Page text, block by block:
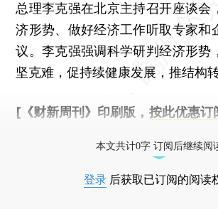
总理李克强在北京主持召开座谈会
济形势、做好经济工作听取专家和
议。李克强强调科学研判经济形势
坚克难，促持续健康发展，推结构
[《财新周刊》印刷版， 按此优惠订
本文共计0字 订阅后继续阅
登录 后获取已订阅的阅读